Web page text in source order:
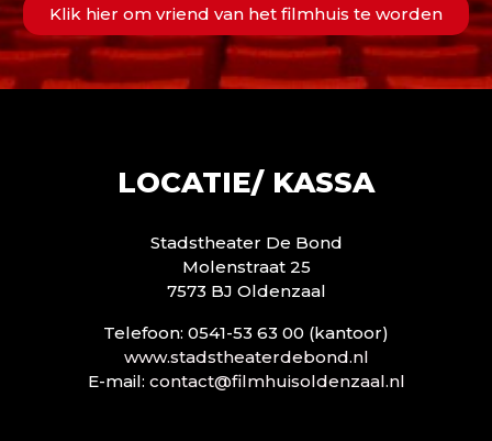
Klik hier om vriend van het filmhuis te worden
LOCATIE/ KASSA
Stadstheater De Bond
Molenstraat 25
7573 BJ Oldenzaal
Telefoon: 0541-53 63 00 (kantoor)
www.stadstheaterdebond.nl
E-mail: contact@filmhuisoldenzaal.nl